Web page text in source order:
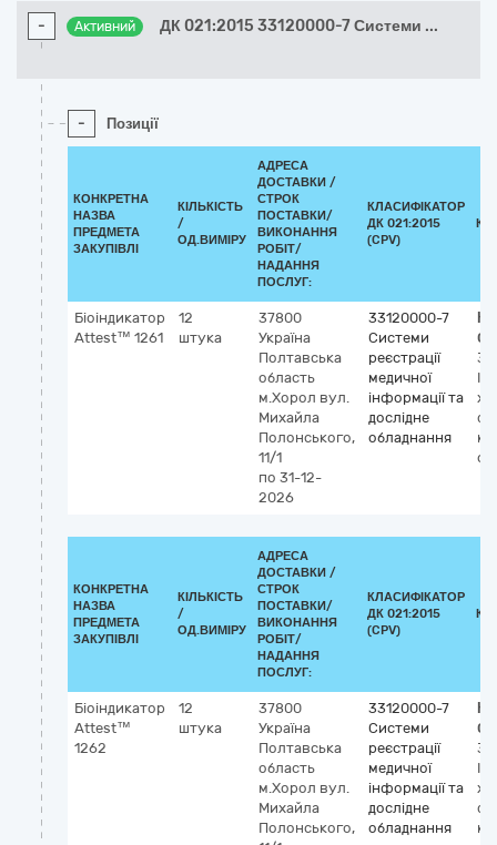
- Активний ДК 021:2015 33120000-7 Системи ...
- Позиції
КОНКРЕТНА
НАЗВА
ПРЕДМЕТА
ЗАКУПІВЛІ
КІЛЬКІСТЬ
/
ОД.ВИМІРУ
АДРЕСА
ДОСТАВКИ /
СТРОК
ПОСТАВКИ/
ВИКОНАННЯ
РОБІТ/
НАДАННЯ
ПОСЛУГ:
КЛАСИФІКАТОР
ДК 021:2015
(CPV)
Біоіндикатор
Attest™ 1261
12
штука
37800
Україна
Полтавська
область
м.Хорол вул.
Михайла
Полонського,
11/1
по 31-12-
2026
33120000-7
Системи
реєстрації
медичної
інформації та
дослідне
обладнання
КОНКРЕТНА
НАЗВА
ПРЕДМЕТА
ЗАКУПІВЛІ
КІЛЬКІСТЬ
/
ОД.ВИМІРУ
АДРЕСА
ДОСТАВКИ /
СТРОК
ПОСТАВКИ/
ВИКОНАННЯ
РОБІТ/
НАДАННЯ
ПОСЛУГ:
КЛАСИФІКАТОР
ДК 021:2015
(CPV)
Біоіндикатор
Attest™
1262
12
штука
37800
Україна
Полтавська
область
м.Хорол вул.
Михайла
Полонського,
33120000-7
Системи
реєстрації
медичної
інформації та
дослідне
обладнання